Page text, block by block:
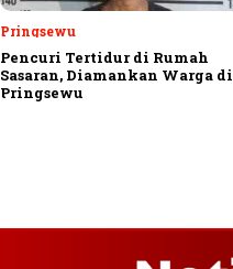
Pringsewu
Pencuri Tertidur di Rumah
Sasaran, Diamankan Warga di
Pringsewu